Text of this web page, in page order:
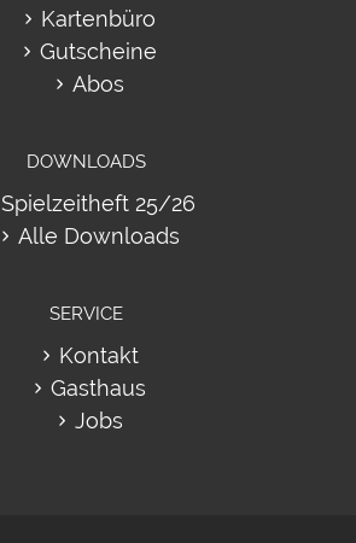
Kartenbüro
Gutscheine
Abos
DOWNLOADS
Spielzeitheft 25/26
Alle Downloads
SERVICE
Kontakt
Gasthaus
Jobs